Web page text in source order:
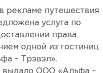
рекламе путешествия
услуга по
права
одной из гостиниц
– Трэвэл».
ООО «Альфа –